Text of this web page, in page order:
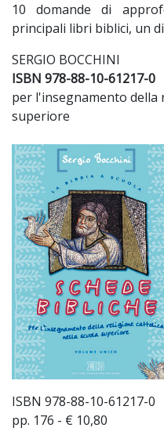
10 domande di
principali libri biblici, un
SERGIO BOCCHINI
ISBN 978-88-10-61217-0
per l'insegnamento della
superiore
ISBN 978-88-10-61217-0
pp. 176 - € 10,80